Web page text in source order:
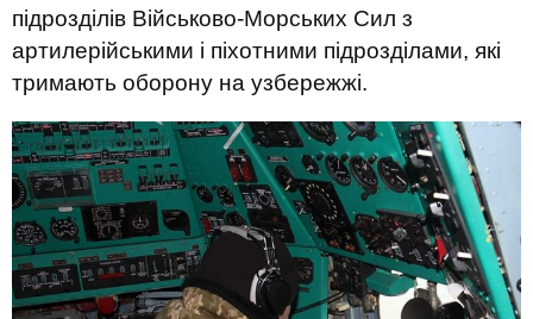
підрозділів Військово-Морських Сил з
артилерійськими і піхотними підрозділами, які
тримають оборону на узбережжі.